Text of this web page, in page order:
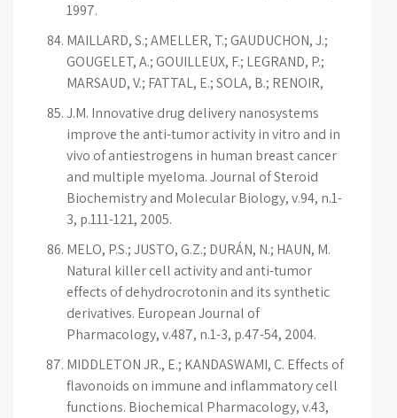
1997.
MAILLARD, S.; AMELLER, T.; GAUDUCHON, J.;
GOUGELET, A.; GOUILLEUX, F.; LEGRAND, P.;
MARSAUD, V.; FATTAL, E.; SOLA, B.; RENOIR,
J.M. Innovative drug delivery nanosystems
improve the anti-tumor activity in vitro and in
vivo of antiestrogens in human breast cancer
and multiple myeloma. Journal of Steroid
Biochemistry and Molecular Biology, v.94, n.1-
3, p.111-121, 2005.
MELO, P.S.; JUSTO, G.Z.; DURÁN, N.; HAUN, M.
Natural killer cell activity and anti-tumor
effects of dehydrocrotonin and its synthetic
derivatives. European Journal of
Pharmacology, v.487, n.1-3, p.47-54, 2004.
MIDDLETON JR., E.; KANDASWAMI, C. Effects of
flavonoids on immune and inflammatory cell
functions. Biochemical Pharmacology, v.43,